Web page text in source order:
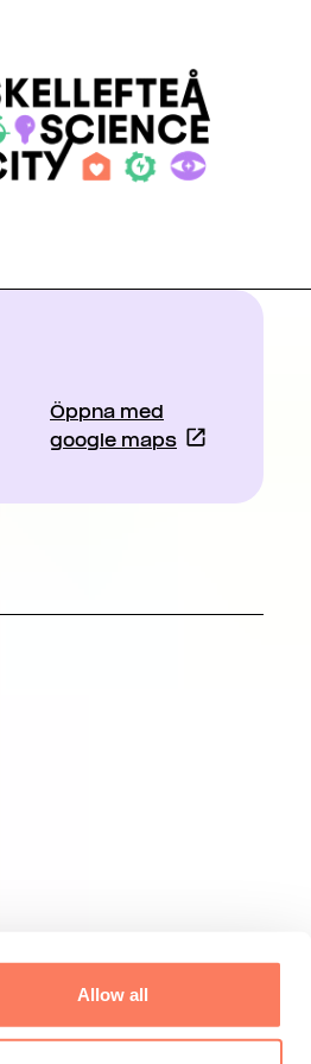
Allow all
Öppna med
google maps